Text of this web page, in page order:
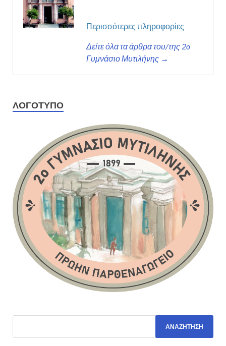
Περισσότερες πληροφορίες
Δείτε όλα τα άρθρα του/της 2o
Γυμνάσιο Μυτιλήνης →
ΛΟΓΌΤΥΠΟ